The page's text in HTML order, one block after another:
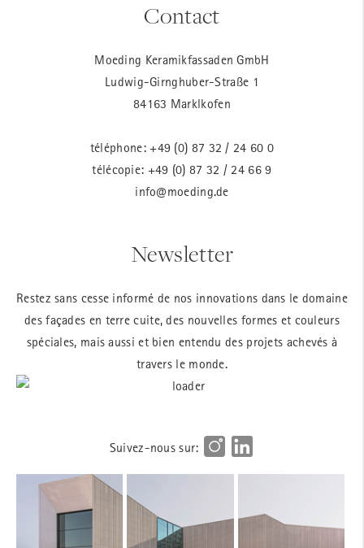
Contact
Moeding Keramikfassaden GmbH
Ludwig-Girnghuber-Straße 1
84163 Marklkofen
téléphone: +49 (0) 87 32 / 24 60 0
télécopie: +49 (0) 87 32 / 24 66 9
info@moeding.de
Newsletter
Restez sans cesse informé de nos innovations dans le domaine
des façades en terre cuite, des nouvelles formes et couleurs
spéciales, mais aussi et bien entendu des projets achevés à
travers le monde.
Suivez-nous sur: